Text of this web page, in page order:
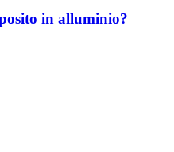
in alluminio?